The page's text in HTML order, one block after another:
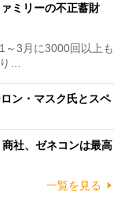
ミリーの不正蓄財
3月に3000回以上も
…
ン・マスク氏とスペ
社、ゼネコンは最高
一覧を見る